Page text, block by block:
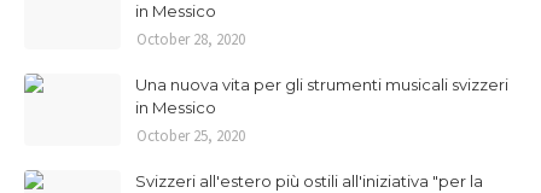
in Messico
October 28, 2020
Una nuova vita per gli strumenti musicali svizzeri
in Messico
October 25, 2020
Svizzeri all'estero più ostili all'iniziativa "per la